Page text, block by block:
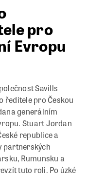
pro
Evropu
Savills
ředitele pro Českou
generálním
Stuart Jordan
republice a
partnerských
Rumunsku a
tuto roli. Po úzké